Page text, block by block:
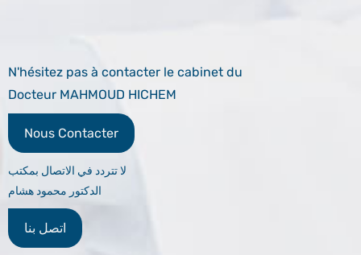
N'hésitez pas à contacter le cabinet du
Docteur MAHMOUD HICHEM
Nous Contacter
لا تتردد في الاتصال بمكتب
الدكتور محمود هشام
اتصل بنا